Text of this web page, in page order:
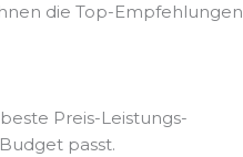
die Top-Empfehlungen
Preis-Leistungs-
passt.